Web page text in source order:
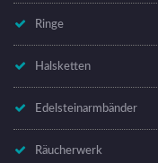
Ringe
Halsketten
Edelsteinarmbänder
Räucherwerk